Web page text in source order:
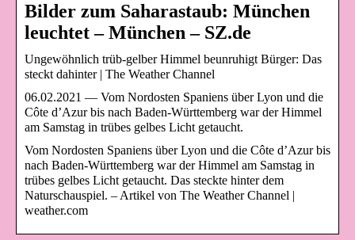
Bilder zum Saharastaub: München
leuchtet – München – SZ.de
Ungewöhnlich trüb-gelber Himmel beunruhigt Bürger: Das
steckt dahinter | The Weather Channel
06.02.2021 — Vom Nordosten Spaniens über Lyon und die
Côte d’Azur bis nach Baden-Württemberg war der Himmel
am Samstag in trübes gelbes Licht getaucht.
Vom Nordosten Spaniens über Lyon und die Côte d’Azur bis
nach Baden-Württemberg war der Himmel am Samstag in
trübes gelbes Licht getaucht. Das steckte hinter dem
Naturschauspiel. – Artikel von The Weather Channel |
weather.com